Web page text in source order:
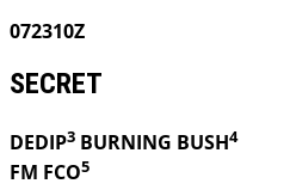
072310Z
SECRET
DEDIP3 BURNING BUSH4
FM FCO5